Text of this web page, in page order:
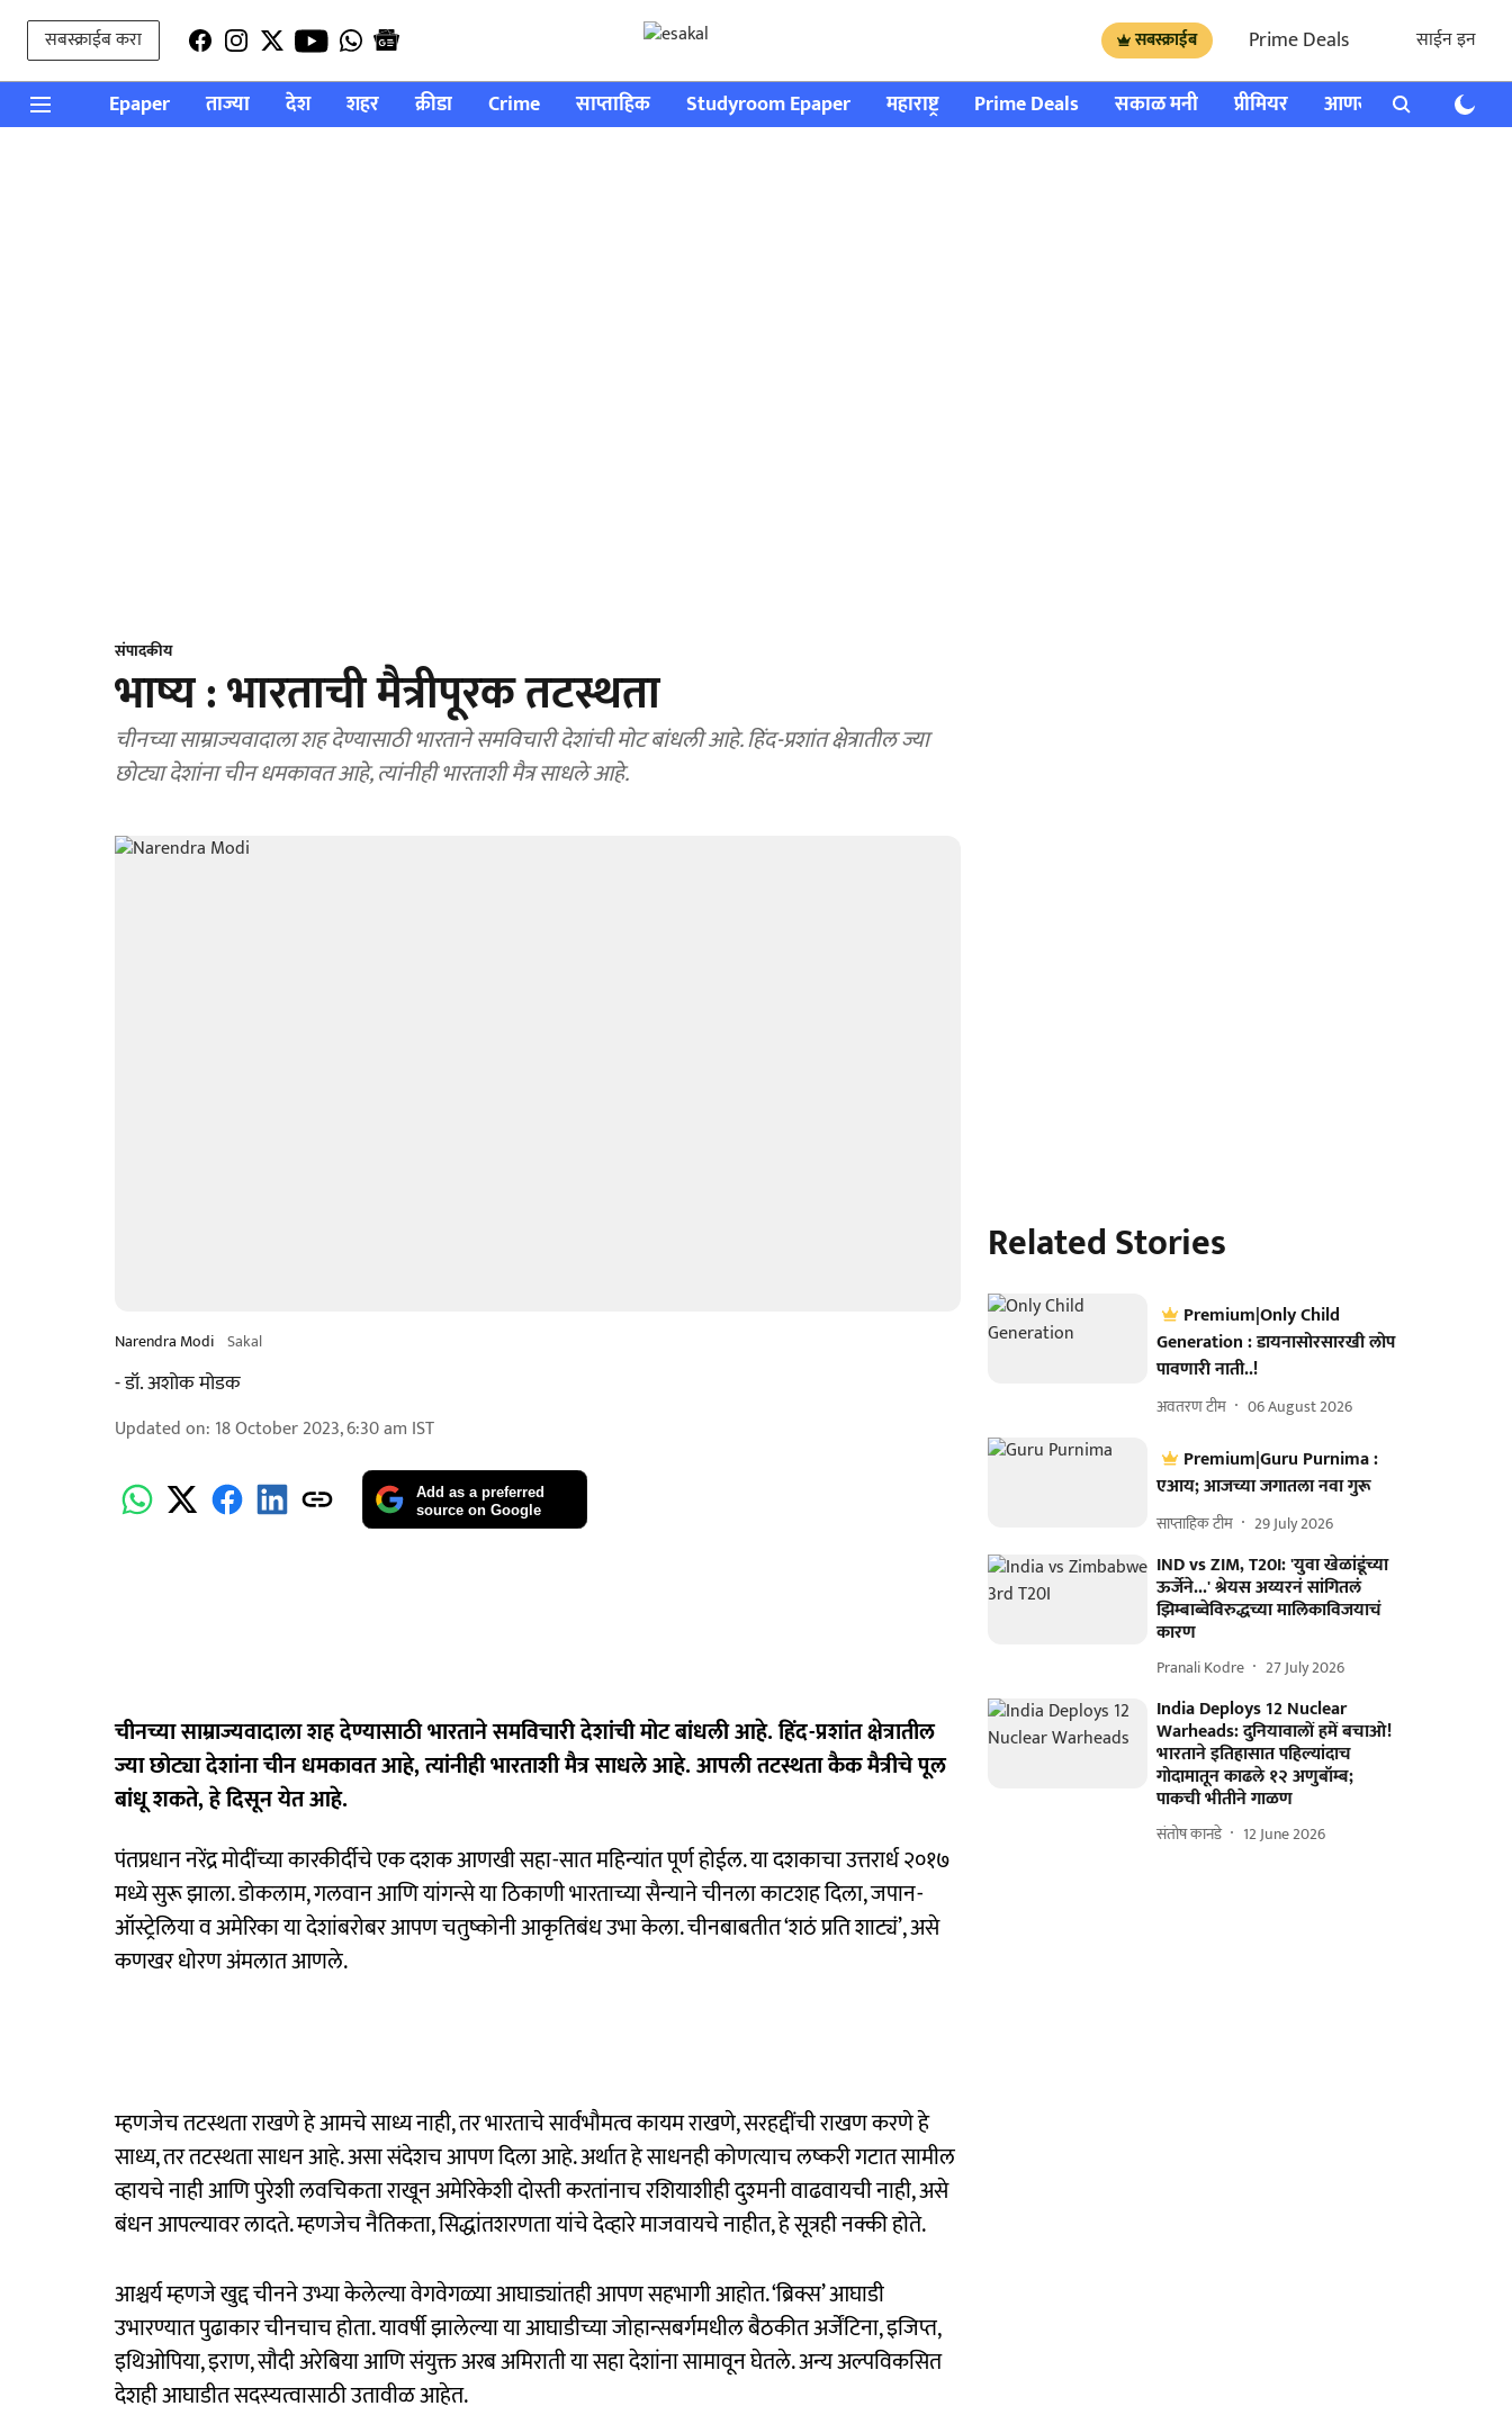
सबस्क्राईब करा सबस्क्राईब Prime Deals साईन इन
Epaper ताज्या देश शहर क्रीडा Crime साप्ताहिक Studyroom Epaper महाराष्ट्र Prime Deals सकाळ मनी प्रीमियर आणखी राशी भविष्य
संपादकीय
भाष्य : भारताची मैत्रीपूरक तटस्थता
चीनच्या साम्राज्यवादाला शह देण्यासाठी भारताने समविचारी देशांची मोट बांधली आहे. हिंद-प्रशांत क्षेत्रातील ज्या
छोट्या देशांना चीन धमकावत आहे, त्यांनीही भारताशी मैत्र साधले आहे.
Narendra Modi Sakal
- डॉ. अशोक मोडक
Updated on: 18 October 2023, 6:30 am IST
Add as a preferred
source on Google
चीनच्या साम्राज्यवादाला शह देण्यासाठी भारताने समविचारी देशांची मोट बांधली आहे. हिंद-प्रशांत क्षेत्रातील
ज्या छोट्या देशांना चीन धमकावत आहे, त्यांनीही भारताशी मैत्र साधले आहे. आपली तटस्थता कैक मैत्रीचे पूल
बांधू शकते, हे दिसून येत आहे.
पंतप्रधान नरेंद्र मोदींच्या कारकीर्दीचे एक दशक आणखी सहा-सात महिन्यांत पूर्ण होईल. या दशकाचा उत्तरार्ध २०१७
मध्ये सुरू झाला. डोकलाम, गलवान आणि यांगन्से या ठिकाणी भारताच्या सैन्याने चीनला काटशह दिला, जपान-
ऑस्ट्रेलिया व अमेरिका या देशांबरोबर आपण चतुष्कोनी आकृतिबंध उभा केला. चीनबाबतीत ‘शठं प्रति शाट्यं’, असे
कणखर धोरण अंमलात आणले.
म्हणजेच तटस्थता राखणे हे आमचे साध्य नाही, तर भारताचे सार्वभौमत्व कायम राखणे, सरहद्दींची राखण करणे हे
साध्य, तर तटस्थता साधन आहे. असा संदेशच आपण दिला आहे. अर्थात हे साधनही कोणत्याच लष्करी गटात सामील
व्हायचे नाही आणि पुरेशी लवचिकता राखून अमेरिकेशी दोस्ती करतांनाच रशियाशीही दुश्‍मनी वाढवायची नाही, असे
बंधन आपल्यावर लादते. म्हणजेच नैतिकता, सिद्धांतशरणता यांचे देव्हारे माजवायचे नाहीत, हे सूत्रही नक्की होते.
आश्चर्य म्हणजे खुद्द चीनने उभ्या केलेल्या वेगवेगळ्या आघाड्यांतही आपण सहभागी आहोत. ‘ब्रिक्स’ आघाडी
उभारण्यात पुढाकार चीनचाच होता. यावर्षी झालेल्या या आघाडीच्या जोहान्सबर्गमधील बैठकीत अर्जेंटिना, इजिप्त,
इथिओपिया, इराण, सौदी अरेबिया आणि संयुक्त अरब अमिराती या सहा देशांना सामावून घेतले. अन्य अल्पविकसित
देशही आघाडीत सदस्यत्वासाठी उतावीळ आहेत.
Related Stories
Premium|Only Child
Generation : डायनासोरसारखी लोप
पावणारी नाती..!
अवतरण टीम 06 August 2026
Premium|Guru Purnima :
एआय; आजच्या जगातला नवा गुरू
साप्ताहिक टीम 29 July 2026
IND vs ZIM, T20I: 'युवा खेळांडूंच्या
ऊर्जेने...' श्रेयस अय्यरनं सांगितलं
झिम्बाब्वेविरुद्धच्या मालिकाविजयाचं
कारण
Pranali Kodre 27 July 2026
India Deploys 12 Nuclear
Warheads: दुनियावालों हमें बचाओ!
भारताने इतिहासात पहिल्यांदाच
गोदामातून काढले १२ अणुबॉम्ब;
पाकची भीतीने गाळण
संतोष कानडे 12 June 2026